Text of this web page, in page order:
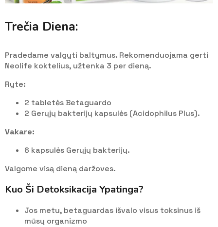
Trečia Diena:
Pradedame valgyti baltymus. Rekomenduojama gerti
Neolife koktelius, užtenka 3 per dieną.
Ryte:
2 tabletės Betaguardo
2 Gerųjų bakterijų kapsulės (Acidophilus Plus).
Vakare:
6 kapsulės Gerųjų bakterijų.
Valgome visą dieną daržoves.
Kuo Ši Detoksikacija Ypatinga?
Jos metu, betaguardas išvalo visus toksinus iš
mūsų organizmo